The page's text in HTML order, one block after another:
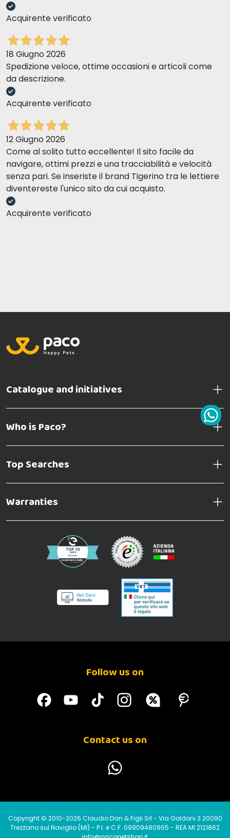
Acquirente verificato
18 Giugno 2026
Spedizione veloce, ottime occasioni e articoli come
da descrizione.
Acquirente verificato
12 Giugno 2026
Come al solito tutto eccellente! Il sito facile da
navigare, ottimi prezzi e una tracciabilità e velocità
senza pari. Se inseriste il brand Tigerino tra le lettiere
diventereste l'unico sito da cui acquisto.
Acquirente verificato
Catalogue and initiatives
Who is Paco?
Top Searches
Warranties
Follow us on
Contact us on
Copyright © 2010-2026 Claudio Dan & Figli Srl - Via Goldoni 3 20090
Trezzano sul Naviglio (MI) - P.I. e C.F. 09909480965 - REA MI 2121862